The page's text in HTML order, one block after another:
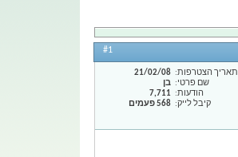
#1
תאריך הצטרפות
21/02/08
שם פרטי
בן
הודעות
7,711
קיבל לייק
568 פעמים